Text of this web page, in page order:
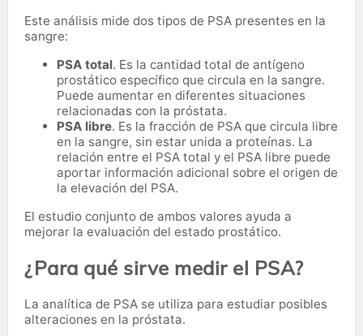
Este análisis mide dos tipos de PSA presentes en la
sangre:
PSA total. Es la cantidad total de antígeno
prostático específico que circula en la sangre.
Puede aumentar en diferentes situaciones
relacionadas con la próstata.
PSA libre. Es la fracción de PSA que circula libre
en la sangre, sin estar unida a proteínas. La
relación entre el PSA total y el PSA libre puede
aportar información adicional sobre el origen de
la elevación del PSA.
El estudio conjunto de ambos valores ayuda a
mejorar la evaluación del estado prostático.
¿Para qué sirve medir el PSA?
La analítica de PSA se utiliza para estudiar posibles
alteraciones en la próstata.